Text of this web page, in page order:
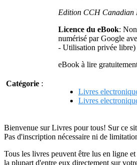
Edition CCH Canadian
Licence du eBook:
numérisé par Google
- Utilisation privée libre)
eBook à lire
Catégorie :
Livres
Livres
Bienvenue sur Livres pour tous! Sur ce
Pas d'inscription nécessaire ni de
Tous les livres peuvent être lus en ligne
la plupart d'entre eux directement sur